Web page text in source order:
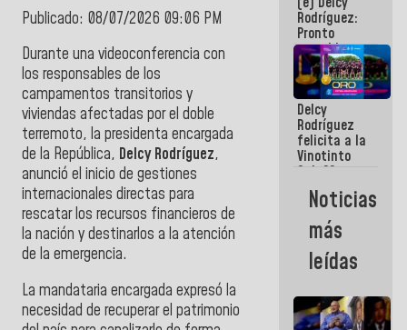
Publicado: 08/07/2026 09:06 PM
Durante una videoconferencia con
los responsables de los
campamentos transitorios y
viviendas afectadas por el doble
terremoto, la presidenta encargada
de la República, Delcy Rodríguez,
anunció el inicio de gestiones
internacionales directas para
rescatar los recursos financieros de
la nación y destinarlos a la atención
de la emergencia.
La mandataria encargada expresó la
necesidad de recuperar el patrimonio
Centroamericanos
Rodríguez:
Pronto
restableceremos
las
operaciones
en el
Aeropuerto
Internacional
de
Maiquetía
Delcy
Rodríguez
felicita a la
Vinotinto
Sub 20
campeona
frente
México Sub
23 en los
Centroamericanos
Noticias
más
leídas